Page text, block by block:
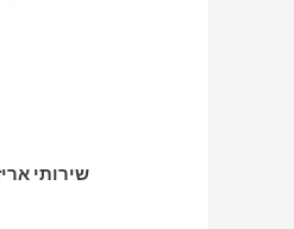
שירותי